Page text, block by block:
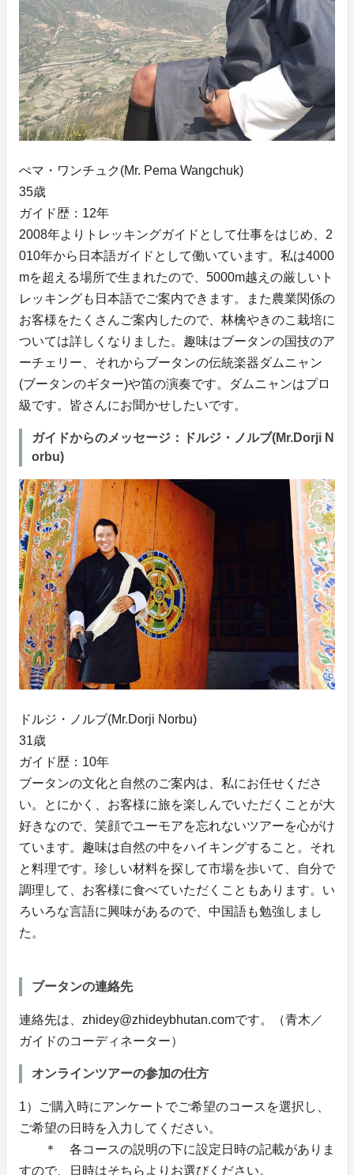
ぺマ・ワンチュク(Mr. Pema Wangchuk)
35歳
ガイド歴：12年
2008年よりトレッキングガイドとして仕事をはじめ、2
010年から日本語ガイドとして働いています。私は4000
mを超える場所で生まれたので、5000m越えの厳しいト
レッキングも日本語でご案内できます。また農業関係の
お客様をたくさんご案内したので、林檎やきのこ栽培に
ついては詳しくなりました。趣味はブータンの国技のア
ーチェリー、それからブータンの伝統楽器ダムニャン
(ブータンのギター)や笛の演奏です。ダムニャンはプロ
級です。皆さんにお聞かせしたいです。
ガイドからのメッセージ：ドルジ・ノルブ(Mr.Dorji N
orbu)
ドルジ・ノルブ(Mr.Dorji Norbu)
31歳
ガイド歴：10年
ブータンの文化と自然のご案内は、私にお任せくださ
い。とにかく、お客様に旅を楽しんでいただくことが大
好きなので、笑顔でユーモアを忘れないツアーを心がけ
ています。趣味は自然の中をハイキングすること。それ
と料理です。珍しい材料を探して市場を歩いて、自分で
調理して、お客様に食べていただくこともあります。い
ろいろな言語に興味があるので、中国語も勉強しまし
た。
ブータンの連絡先
連絡先は、zhidey@zhideybhutan.comです。（青木／
ガイドのコーディネーター）
オンラインツアーの参加の仕方
1）ご購入時にアンケートでご希望のコースを選択し、
ご希望の日時を入力してください。
＊ 各コースの説明の下に設定日時の記載がありま
すので、日時はそちらよりお選びください。